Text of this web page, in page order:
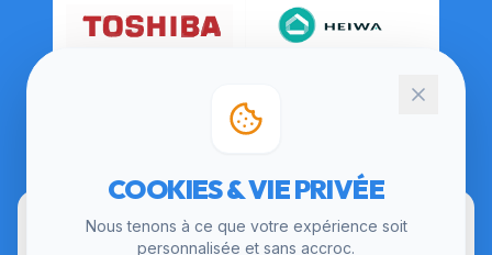
COOKIES & VIE PRIVÉE
Nous tenons à ce que votre expérience soit
personnalisée et sans accroc.